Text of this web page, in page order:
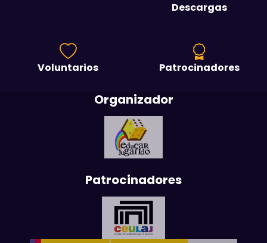
Descargas
Voluntarios Patrocinadores
Organizador
Patrocinadores